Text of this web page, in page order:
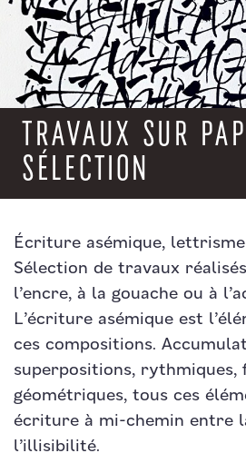
TRAVAUX SUR
SÉLECTION
Écriture asémique,
Sélection de travaux
l’encre, à la gouache ou à
L’écriture asémique est
ces compositions.
superpositions, rythmiques,
géométriques, tous ces
écriture à mi-chemin entre
l’illisibilité.